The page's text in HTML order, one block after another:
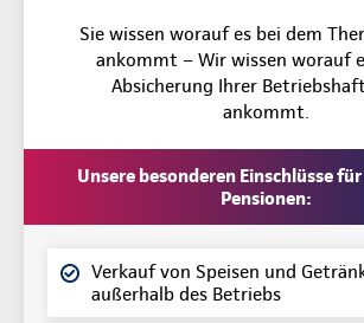
Sie wissen worauf es bei dem
ankommt – Wir wissen worauf
Absicherung Ihrer
ankommt.
Unsere besonderen Einschlüsse
Pensionen:
Verkauf von Speisen und
außerhalb des Betriebs